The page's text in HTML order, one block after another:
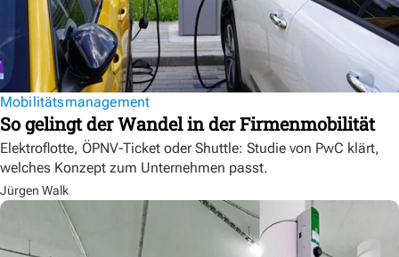
Mobilitätsmanagement
So gelingt der Wandel in der Firmenmobilität
Elektroflotte, ÖPNV-Ticket oder Shuttle: Studie von PwC klärt,
welches Konzept zum Unternehmen passt.
Jürgen Walk